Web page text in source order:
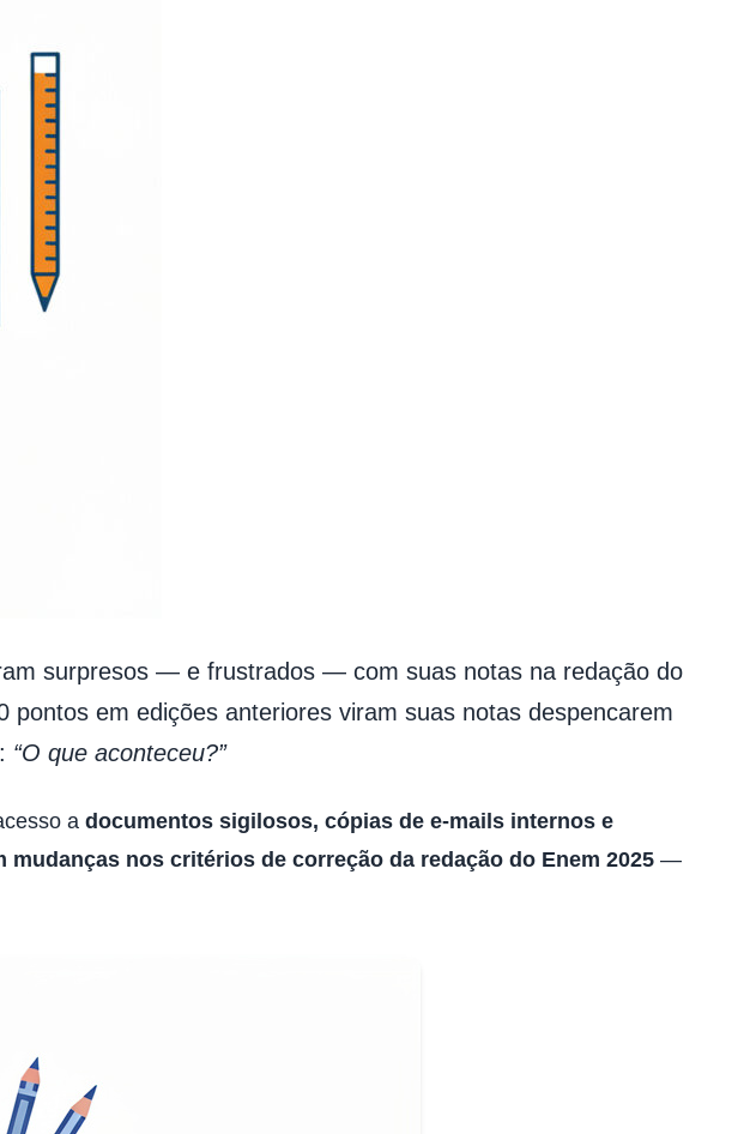
surpresos — e frustrados — com suas notas na redação do
em edições anteriores viram suas notas despencarem
“O que aconteceu?”
a documentos sigilosos, cópias de e-mails internos e
mudanças nos critérios de correção da redação do Enem 2025 —